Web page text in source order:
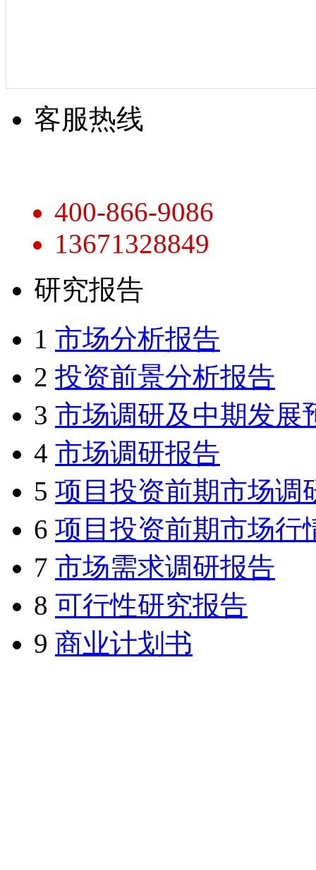
客服热线
400-866-9086
13671328849
研究报告
1 市场分析报告
2 投资前景分析报告
3 市场调研及中期发展
4 市场调研报告
5 项目投资前期市场调
6 项目投资前期市场行
7 市场需求调研报告
8 可行性研究报告
9 商业计划书